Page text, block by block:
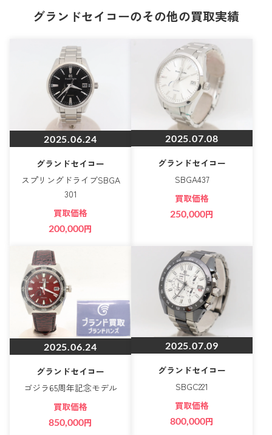
グランドセイコーのその他の買取実績
2025.06.24
グランドセイコー
スプリングドライブSBGA
301
買取価格
200,000円
2025.07.08
グランドセイコー
SBGA437
買取価格
250,000円
2025.06.24
グランドセイコー
ゴジラ65周年記念モデル
買取価格
850,000円
2025.07.09
グランドセイコー
SBGC221
買取価格
800,000円